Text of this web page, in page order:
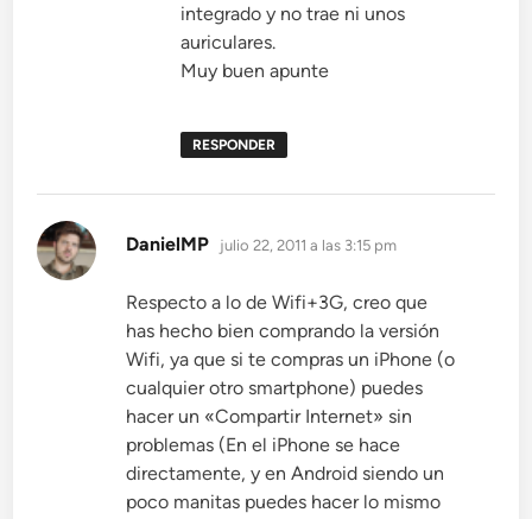
integrado y no trae ni unos
auriculares.
Muy buen apunte
RESPONDER
DanielMP dice:
julio 22, 2011 a las 3:15 pm
Respecto a lo de Wifi+3G, creo que
has hecho bien comprando la versión
Wifi, ya que si te compras un iPhone (o
cualquier otro smartphone) puedes
hacer un «Compartir Internet» sin
problemas (En el iPhone se hace
directamente, y en Android siendo un
poco manitas puedes hacer lo mismo